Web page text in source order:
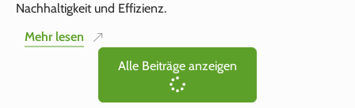
Nachhaltigkeit und Effizienz.
Mehr lesen
Alle Beiträge anzeigen